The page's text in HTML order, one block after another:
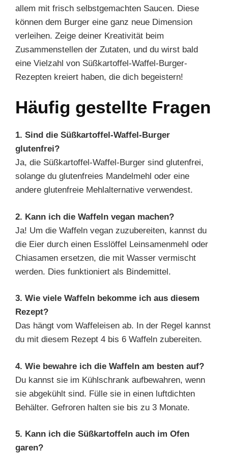
allem mit frisch selbstgemachten Saucen. Diese
können dem Burger eine ganz neue Dimension
verleihen. Zeige deiner Kreativität beim
Zusammenstellen der Zutaten, und du wirst bald
eine Vielzahl von Süßkartoffel-Waffel-Burger-
Rezepten kreiert haben, die dich begeistern!
Häufig gestellte Fragen
1. Sind die Süßkartoffel-Waffel-Burger
glutenfrei?
Ja, die Süßkartoffel-Waffel-Burger sind glutenfrei,
solange du glutenfreies Mandelmehl oder eine
andere glutenfreie Mehlalternative verwendest.
2. Kann ich die Waffeln vegan machen?
Ja! Um die Waffeln vegan zuzubereiten, kannst du
die Eier durch einen Esslöffel Leinsamenmehl oder
Chiasamen ersetzen, die mit Wasser vermischt
werden. Dies funktioniert als Bindemittel.
3. Wie viele Waffeln bekomme ich aus diesem
Rezept?
Das hängt vom Waffeleisen ab. In der Regel kannst
du mit diesem Rezept 4 bis 6 Waffeln zubereiten.
4. Wie bewahre ich die Waffeln am besten auf?
Du kannst sie im Kühlschrank aufbewahren, wenn
sie abgekühlt sind. Fülle sie in einen luftdichten
Behälter. Gefroren halten sie bis zu 3 Monate.
5. Kann ich die Süßkartoffeln auch im Ofen
garen?